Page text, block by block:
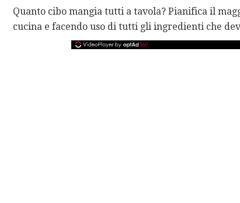
Quanto cibo mangia tutti a tavola? Pianifica il
cucina e facendo uso di tutti gli ingredienti che